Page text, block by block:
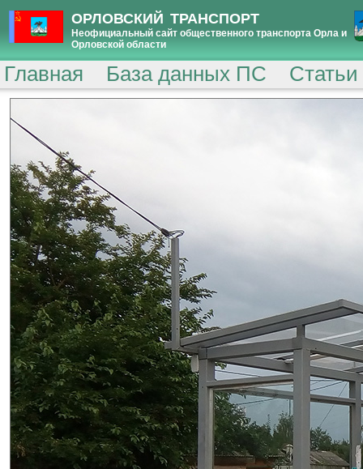
ОРЛОВСКИЙ ТРАНСПОРТ
Неофициальный сайт общественного транспорта Орла и
Орловской области
Главная База данных ПС